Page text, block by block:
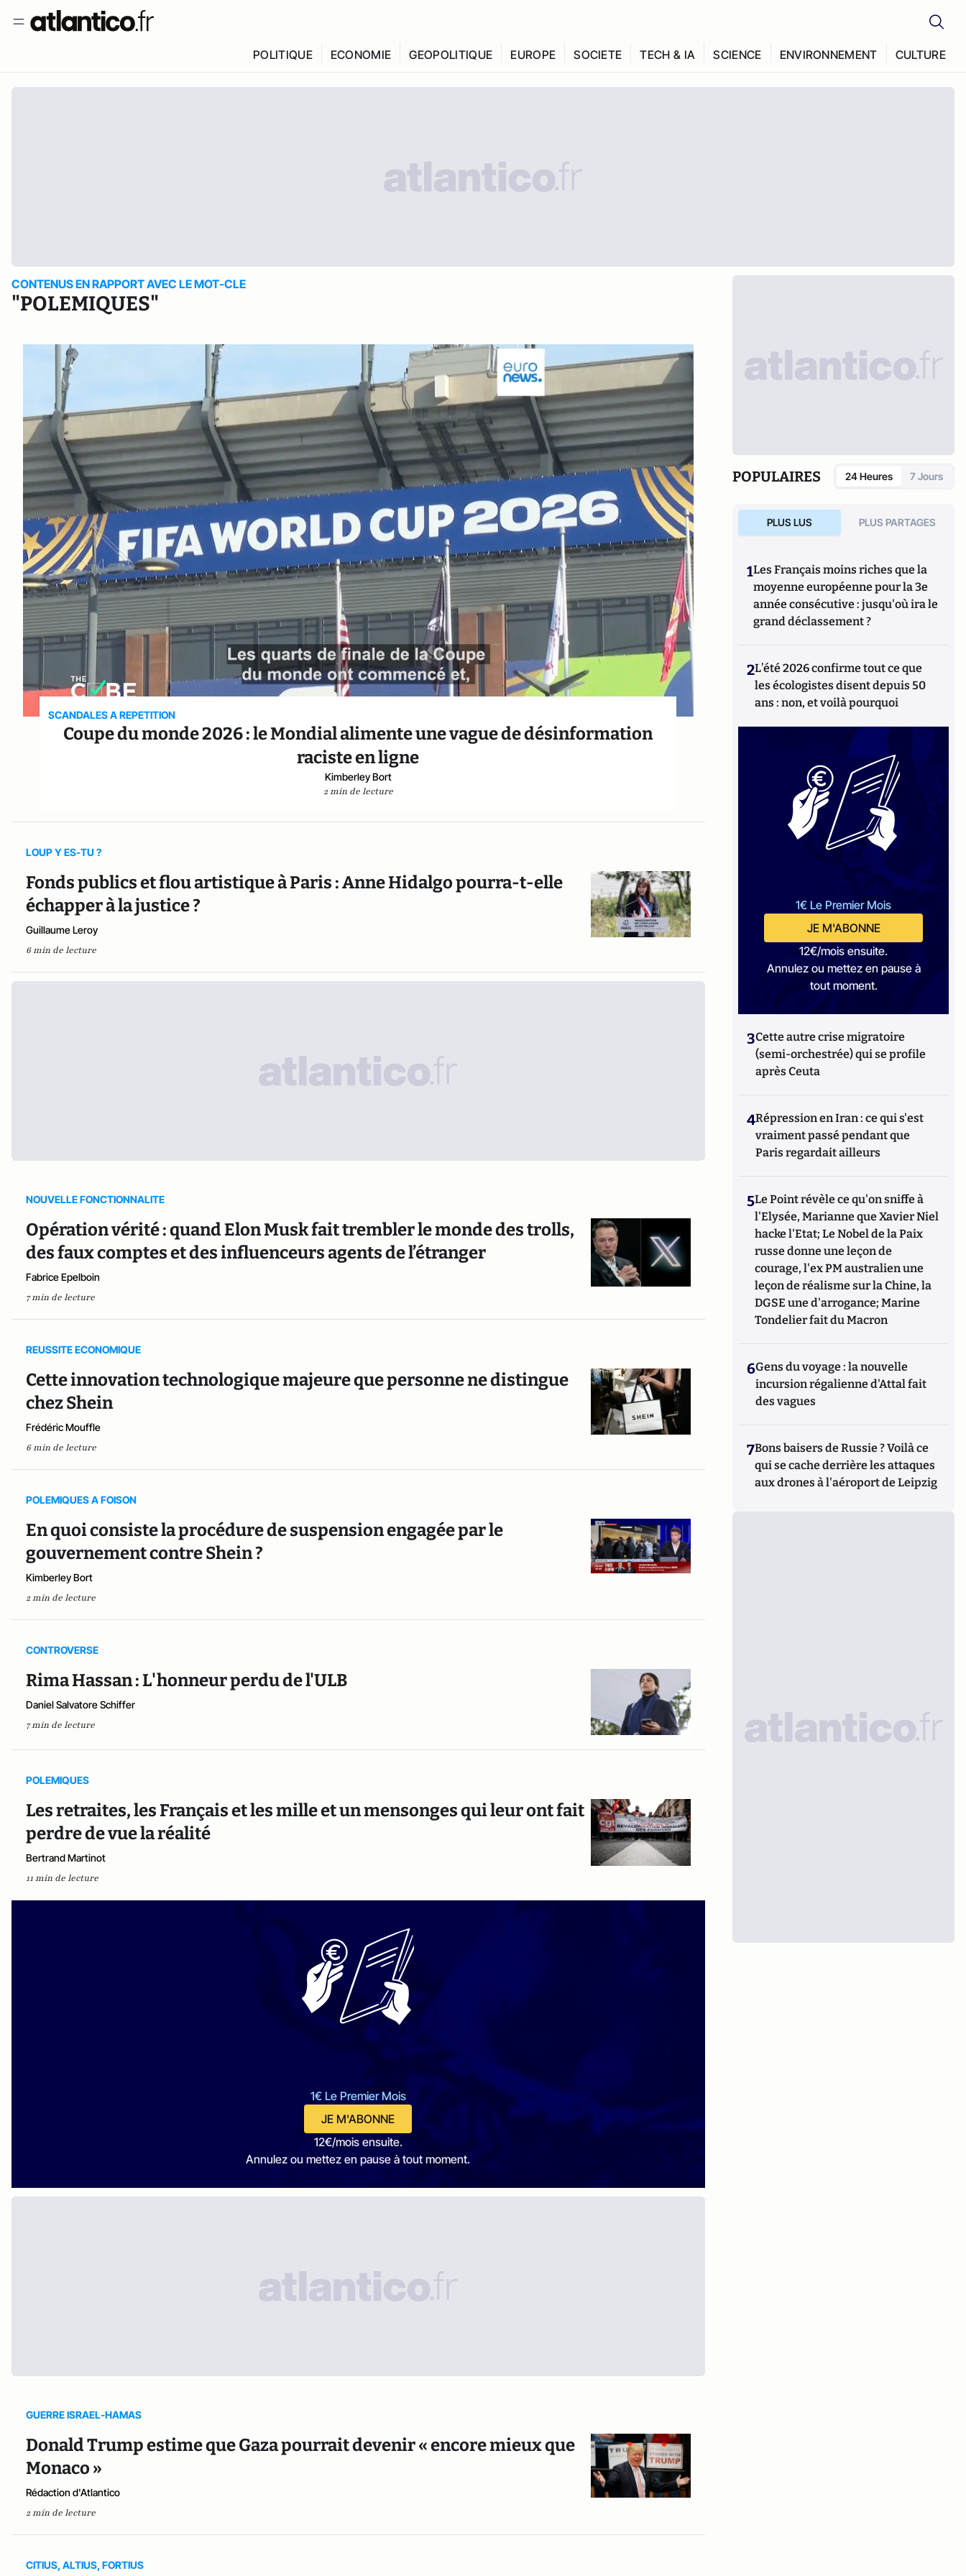
POLITIQUE ECONOMIE GEOPOLITIQUE EUROPE SOCIETE TECH & IA SCIENCE ENVIRONNEMENT CULTURE
CONTENUS EN RAPPORT AVEC LE MOT-CLE
"POLEMIQUES"
SCANDALES A REPETITION
Coupe du monde 2026 : le Mondial alimente une vague de désinformation
raciste en ligne
Kimberley Bort
2 min de lecture
LOUP Y ES-TU ?
Fonds publics et flou artistique à Paris : Anne Hidalgo pourra-t-elle
échapper à la justice ?
Guillaume Leroy
6 min de lecture
NOUVELLE FONCTIONNALITE
Opération vérité : quand Elon Musk fait trembler le monde des trolls,
des faux comptes et des influenceurs agents de l’étranger
Fabrice Epelboin
7 min de lecture
REUSSITE ECONOMIQUE
Cette innovation technologique majeure que personne ne distingue
chez Shein
Frédéric Mouffle
6 min de lecture
POLEMIQUES A FOISON
En quoi consiste la procédure de suspension engagée par le
gouvernement contre Shein ?
Kimberley Bort
2 min de lecture
CONTROVERSE
Rima Hassan : L'honneur perdu de l'ULB
Daniel Salvatore Schiffer
7 min de lecture
POLEMIQUES
Les retraites, les Français et les mille et un mensonges qui leur ont fait
perdre de vue la réalité
Bertrand Martinot
11 min de lecture
1€ Le Premier Mois
JE M'ABONNE
12€/mois ensuite.
Annulez ou mettez en pause à tout moment.
GUERRE ISRAEL-HAMAS
Donald Trump estime que Gaza pourrait devenir « encore mieux que
Monaco »
Rédaction d'Atlantico
2 min de lecture
CITIUS, ALTIUS, FORTIUS
POPULAIRES 24 Heures 7 Jours
PLUS LUS PLUS PARTAGES
1Les Français moins riches que la
moyenne européenne pour la 3e
année consécutive : jusqu'où ira le
grand déclassement ?
2L’été 2026 confirme tout ce que
les écologistes disent depuis 50
ans : non, et voilà pourquoi
1€ Le Premier Mois
JE M'ABONNE
12€/mois ensuite.
Annulez ou mettez en pause à
tout moment.
3Cette autre crise migratoire
(semi-orchestrée) qui se profile
après Ceuta
4Répression en Iran : ce qui s'est
vraiment passé pendant que
Paris regardait ailleurs
5Le Point révèle ce qu'on sniffe à
l'Elysée, Marianne que Xavier Niel
hacke l'Etat; Le Nobel de la Paix
russe donne une leçon de
courage, l'ex PM australien une
leçon de réalisme sur la Chine, la
DGSE une d'arrogance; Marine
Tondelier fait du Macron
6Gens du voyage : la nouvelle
incursion régalienne d'Attal fait
des vagues
7Bons baisers de Russie ? Voilà ce
qui se cache derrière les attaques
aux drones à l'aéroport de Leipzig